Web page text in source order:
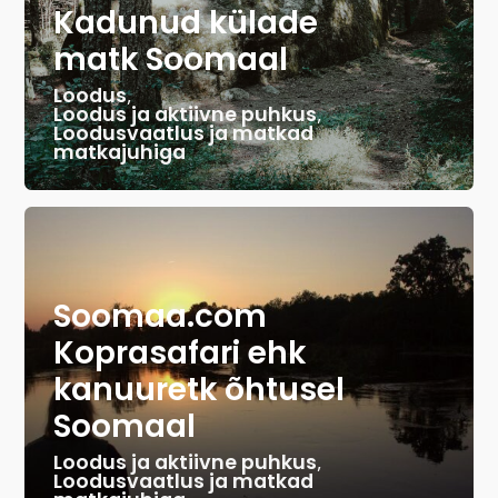
Kadunud külade
matk Soomaal
Loodus,
Loodus ja aktiivne puhkus,
Loodusvaatlus ja matkad
matkajuhiga
Soomaa.com
Koprasafari ehk
kanuuretk õhtusel
Soomaal
Loodus ja aktiivne puhkus,
Loodusvaatlus ja matkad